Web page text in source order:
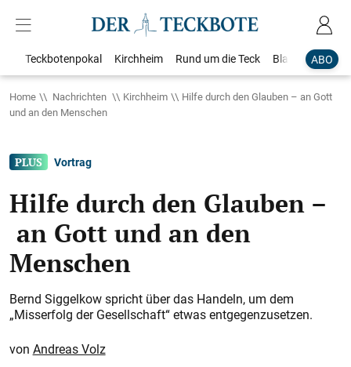
ABO
Teckbotenpokal Kirchheim Rund um die Teck Blaulicht
Home Nachrichten Kirchheim
Hilfe durch den Glauben – an Gott
und an den Menschen
Vortrag
Hilfe durch den Glauben –
an Gott und an den
Menschen
Bernd Siggelkow spricht über das Handeln, um dem
„Misserfolg der Gesellschaft“ etwas entgegenzusetzen.
Andreas Volz